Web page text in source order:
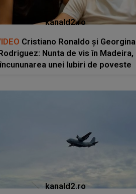
kanald2.ro
Cristiano Ronaldo și Georgina
Nunta de vis în Madeira,
încununarea unei Iubiri de poveste
kanald2.ro